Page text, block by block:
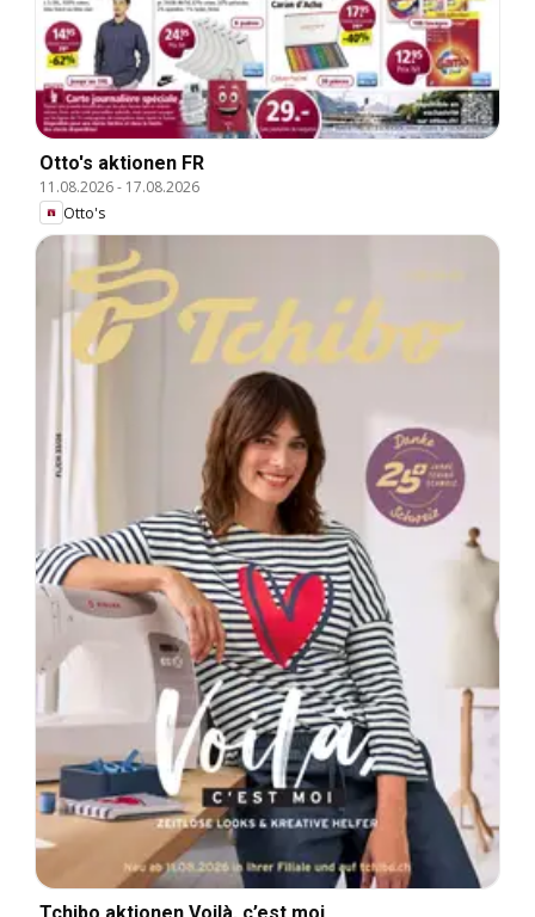
Otto's aktionen FR
11.08.2026- 17.08.2026
Otto's
Tchibo aktionen Voilà, c’est moi